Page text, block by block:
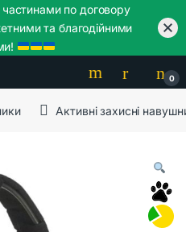
0
Активні захисні
по договору
та благодійними